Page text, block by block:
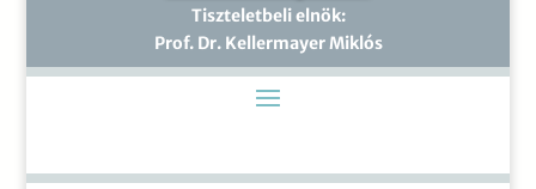
Tiszteletbeli elnök:
Prof. Dr. Kellermayer Miklós